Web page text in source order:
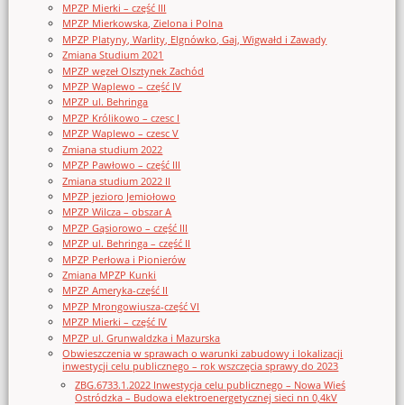
MPZP Mierki – część III
MPZP Mierkowska, Zielona i Polna
MPZP Platyny, Warlity, Elgnówko, Gaj, Wigwałd i Zawady
Zmiana Studium 2021
MPZP węzeł Olsztynek Zachód
MPZP Waplewo – część IV
MPZP ul. Behringa
MPZP Królikowo – czesc I
MPZP Waplewo – czesc V
Zmiana studium 2022
MPZP Pawłowo – część III
Zmiana studium 2022 II
MPZP jezioro Jemiołowo
MPZP Wilcza – obszar A
MPZP Gąsiorowo – część III
MPZP ul. Behringa – część II
MPZP Perłowa i Pionierów
Zmiana MPZP Kunki
MPZP Ameryka-część II
MPZP Mrongowiusza-część VI
MPZP Mierki – część IV
MPZP ul. Grunwaldzka i Mazurska
Obwieszczenia w sprawach o warunki zabudowy i lokalizacji
inwestycji celu publicznego – rok wszczęcia sprawy do 2023
ZBG.6733.1.2022 Inwestycja celu publicznego – Nowa Wieś
Ostródzka – Budowa elektroenergetycznej sieci nn 0,4kV